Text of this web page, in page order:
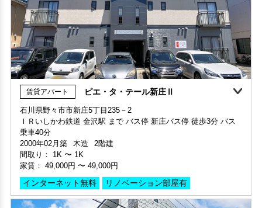
360°案内
部屋号数 103号室
家賃 48,000円・共益費 3,000円
階数 1階
間取り 2K・専有面積 40.3㎡
敷金 2ヶ月 ・礼金 -
保証人不要・代行
賃貸アパート ピエ・タ・テール新庄Ⅱ
石川県野々市市新庄5丁目235－2
ＩＲいしかわ鉄道 金沢駅 まで バス停 新庄バス停 徒歩3分 バス
2000年02月築
木造
2階建
間取り：1K 〜 1K
家賃：49,000円
インターネット無料